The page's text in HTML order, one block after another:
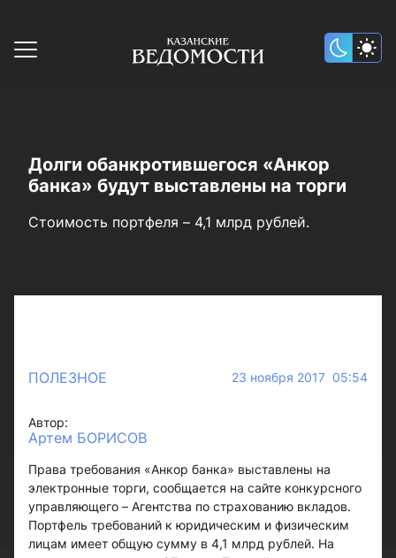
Долги обанкротившегося «Анкор
банка» будут выставлены на торги
Стоимость портфеля – 4,1 млрд рублей.
ПОЛЕЗНОЕ 23 ноября 2017 05:54
Автор:
Артем БОРИСОВ
Права требования «Анкор банка» выставлены на
электронные торги, сообщается на сайте конкурсного
управляющего – Агентства по страхованию вкладов.
Портфель требований к юридическим и физическим
лицам имеет общую сумму в 4,1 млрд рублей. На